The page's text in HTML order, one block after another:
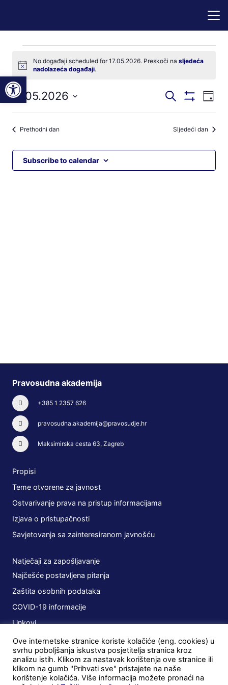
Događaji
for
17.05.2026
Notice
No događaji scheduled for 17.05.2026. Preskoči na sljedeća
nadolazeća događaji.
Događaji
pretraga
Pretraži
Filtere
Dan
17.05.2026
Odaberite
datum.
Prethodni dan Sljedeći dan
Subscribe to calendar
Pravosudna akademija
+385 1 2357 626
pravosudna.akademija@pravosudje.hr
Maksimirska cesta 63, Zagreb
Propisi
Teme otvorene za javnost
Ostvarivanje prava na pristup informacijama
Izjava o pristupačnosti
Savjetovanja sa zainteresiranom javnošću
Natječaji za zapošljavanje
Najčešće postavljena pitanja
Zaštita osobnih podataka
COVID-19 informacije
Linkovi
Planovi
Javna nabava
Ugovori
Ove internetske stranice koriste kolačiće (eng. cookies) u
svrhu poboljšanja iskustva posjetitelja stranica kroz
analizu istih. Klikom za nastavak korištenja ove stranice ili
klikom na gumb "Prihvati sve" pristajete na naše
korištenje kolačića. Više informacija možete pronaći na
Open toolbar